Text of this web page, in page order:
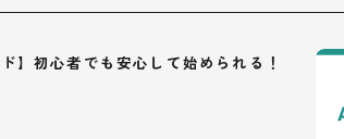
】初心者でも安心して始められる！